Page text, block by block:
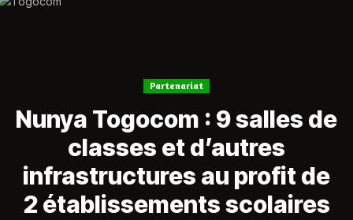
Partenariat
Nunya Togocom : 9 salles de
classes et d’autres
infrastructures au profit de
2 établissements scolaires